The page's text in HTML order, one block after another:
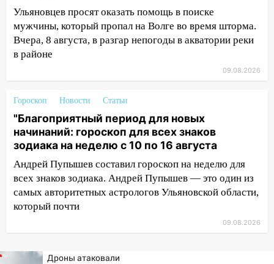
пропал 67-летний мужчина
08:11 На Ульяновск снова надвигается
непогода
заливать «старое» топливо в
современные автомобили
06:30 Какая погода будет в Ульяновской
области днем 9 августа
05:05 День, когда всё может
измениться: гороскоп на 9 августа —
три знака получат шанс, который нельзя
упустить
20:10
Ульяновцев просят оказать помощь в поиске
мужчины, который пропал на Волге во время шторма.
Вчера, 8 августа, в разгар непогоды в акватории реки
в районе
09.08.2026
Гороскоп Новости Статьи
"Благоприятный период для новых
начинаний: гороскоп для всех знаков
зодиака на неделю с 10 по 16 августа
Андрей Пупышев составил гороскоп на неделю для
всех знаков зодиака. Андрей Пупышев — это один из
самых авторитетных астрологов Ульяновской области,
который почти
09.08.2026
Дроны атаковали